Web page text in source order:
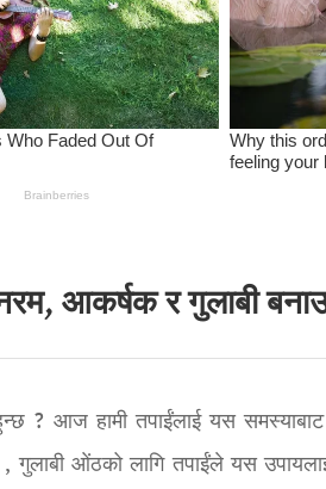
आकर्षक र गुलाबी
आज हामी तपाईंलाई यस समस्याबाट
गुलाबी ओंठको लागि तपाईंले यस